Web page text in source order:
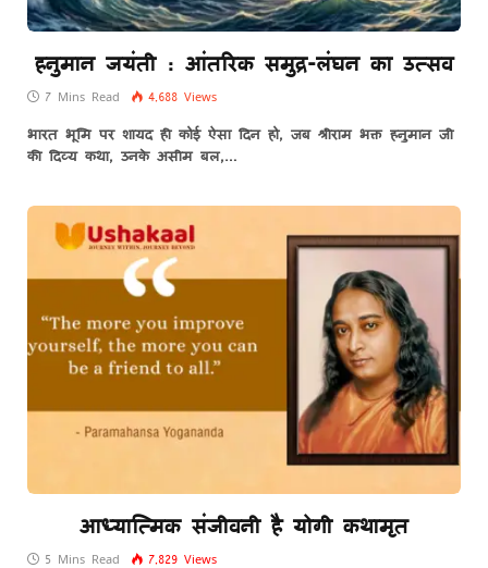
हनुमान जयंती : आंतरिक समुद्र-लंघन का उत्सव
7 Mins Read 4,688 Views
भारत भूमि पर शायद ही कोई ऐसा दिन हो, जब श्रीराम भक्त हनुमान जी
की दिव्य कथा, उनके असीम बल,…
आध्यात्मिक संजीवनी है योगी कथामृत
5 Mins Read 7,829 Views